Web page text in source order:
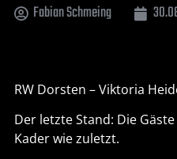
Fabian Schmeing
RW Dorsten – Viktoria
Der letzte Stand: Die
Kader wie zuletzt.